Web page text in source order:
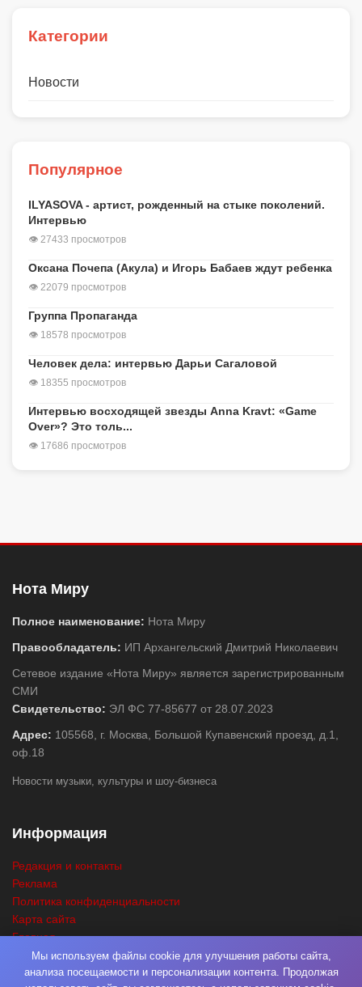
Категории
Новости
Популярное
ILYASOVA - артист, рожденный на стыке поколений.
Интервью
👁 27433 просмотров
Оксана Почепа (Акула) и Игорь Бабаев ждут ребенка
👁 22079 просмотров
Группа Пропаганда
👁 18578 просмотров
Человек дела: интервью Дарьи Сагаловой
👁 18355 просмотров
Интервью восходящей звезды Anna Kravt: «Game
Over»? Это толь...
👁 17686 просмотров
Нота Миру
Полное наименование: Нота Миру
Правообладатель: ИП Архангельский Дмитрий Николаевич
Сетевое издание «Нота Миру» является зарегистрированным
СМИ
Свидетельство: ЭЛ ФС 77-85677 от 28.07.2023
Адрес: 105568, г. Москва, Большой Купавенский проезд, д.1,
оф.18
Новости музыки, культуры и шоу-бизнеса
Информация
Редакция и контакты
Реклама
Политика конфиденциальности
Карта сайта
Главная
ПоискМы используем файлы cookie для улучшения работы сайта,
анализа посещаемости и персонализации контента. Продолжая